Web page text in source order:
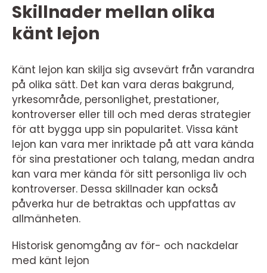
Skillnader mellan olika
känt lejon
Känt lejon kan skilja sig avsevärt från varandra
på olika sätt. Det kan vara deras bakgrund,
yrkesområde, personlighet, prestationer,
kontroverser eller till och med deras strategier
för att bygga upp sin popularitet. Vissa känt
lejon kan vara mer inriktade på att vara kända
för sina prestationer och talang, medan andra
kan vara mer kända för sitt personliga liv och
kontroverser. Dessa skillnader kan också
påverka hur de betraktas och uppfattas av
allmänheten.
Historisk genomgång av för- och nackdelar
med känt lejon